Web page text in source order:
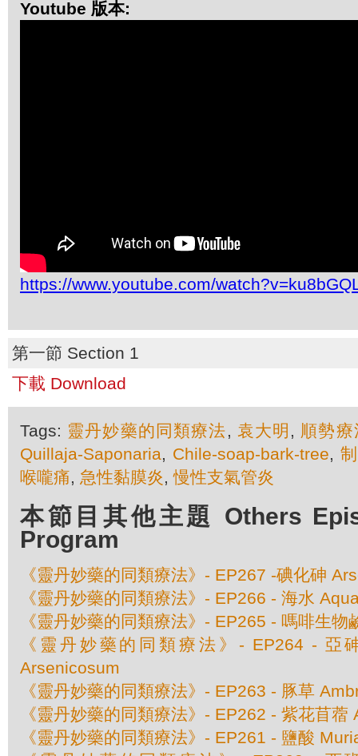
Youtube 版本:
https://www.youtube.com/
第一節 Section 1
下載 Download
Tags: 靈丹妙藥的同類療法, 袁大明 , 順勢療
Quillaja-Saponaria, Chile-soap-bark-tree,
喉嚨痛, 急性黏膜炎,慢性支氣管炎
本節目其他主題 Others
Program
《靈丹妙藥的同類療法》- EP267 -碘化砷
《靈丹妙藥的同類療法》- EP266 - 海水
《靈丹妙藥的同類療法》- EP265 - 嗎啡生
《靈丹妙藥的同類療法》- EP264 - 亞
Arsenicosum
《靈丹妙藥的同類療法》- EP263 - 豚草
《靈丹妙藥的同類療法》- EP262 - 紫花苜蓿
《靈丹妙藥的同類療法》- EP261 - 鹽酸